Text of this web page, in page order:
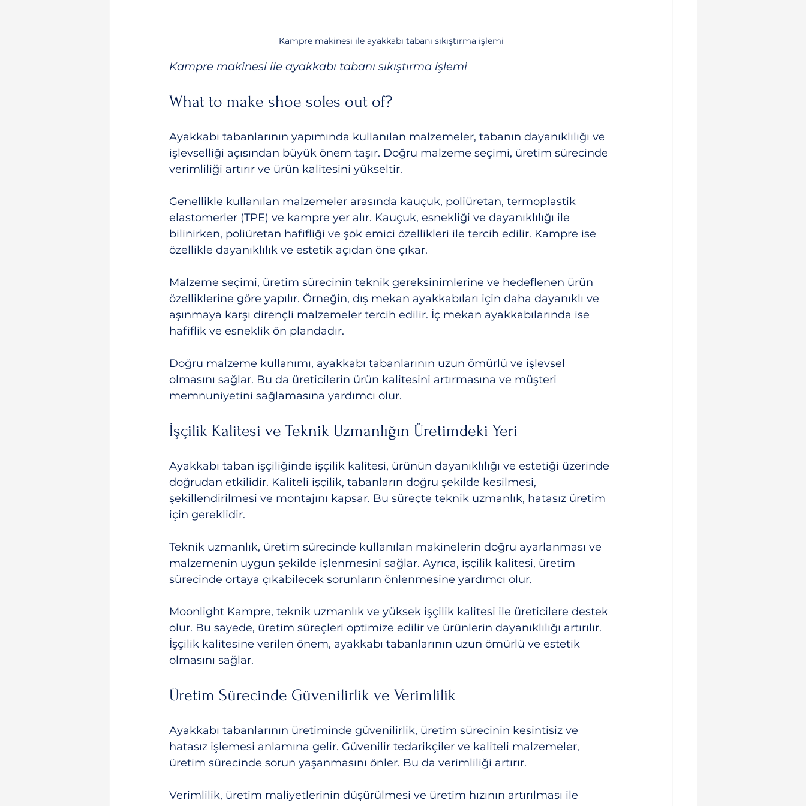
Kampre makinesi ile ayakkabı tabanı sıkıştırma işlemi
Kampre makinesi ile ayakkabı tabanı sıkıştırma işlemi
What to make shoe soles out of?
Ayakkabı tabanlarının yapımında kullanılan malzemeler, tabanın dayanıklılığı ve
işlevselliği açısından büyük önem taşır. Doğru malzeme seçimi, üretim sürecinde
verimliliği artırır ve ürün kalitesini yükseltir.
Genellikle kullanılan malzemeler arasında kauçuk, poliüretan, termoplastik
elastomerler (TPE) ve kampre yer alır. Kauçuk, esnekliği ve dayanıklılığı ile
bilinirken, poliüretan hafifliği ve şok emici özellikleri ile tercih edilir. Kampre ise
özellikle dayanıklılık ve estetik açıdan öne çıkar.
Malzeme seçimi, üretim sürecinin teknik gereksinimlerine ve hedeflenen ürün
özelliklerine göre yapılır. Örneğin, dış mekan ayakkabıları için daha dayanıklı ve
aşınmaya karşı dirençli malzemeler tercih edilir. İç mekan ayakkabılarında ise
hafiflik ve esneklik ön plandadır.
Doğru malzeme kullanımı, ayakkabı tabanlarının uzun ömürlü ve işlevsel
olmasını sağlar. Bu da üreticilerin ürün kalitesini artırmasına ve müşteri
memnuniyetini sağlamasına yardımcı olur.
İşçilik Kalitesi ve Teknik Uzmanlığın Üretimdeki Yeri
Ayakkabı taban işçiliğinde işçilik kalitesi, ürünün dayanıklılığı ve estetiği üzerinde
doğrudan etkilidir. Kaliteli işçilik, tabanların doğru şekilde kesilmesi,
şekillendirilmesi ve montajını kapsar. Bu süreçte teknik uzmanlık, hatasız üretim
için gereklidir.
Teknik uzmanlık, üretim sürecinde kullanılan makinelerin doğru ayarlanması ve
malzemenin uygun şekilde işlenmesini sağlar. Ayrıca, işçilik kalitesi, üretim
sürecinde ortaya çıkabilecek sorunların önlenmesine yardımcı olur.
Moonlight Kampre, teknik uzmanlık ve yüksek işçilik kalitesi ile üreticilere destek
olur. Bu sayede, üretim süreçleri optimize edilir ve ürünlerin dayanıklılığı artırılır.
İşçilik kalitesine verilen önem, ayakkabı tabanlarının uzun ömürlü ve estetik
olmasını sağlar.
Üretim Sürecinde Güvenilirlik ve Verimlilik
Ayakkabı tabanlarının üretiminde güvenilirlik, üretim sürecinin kesintisiz ve
hatasız işlemesi anlamına gelir. Güvenilir tedarikçiler ve kaliteli malzemeler,
üretim sürecinde sorun yaşanmasını önler. Bu da verimliliği artırır.
Verimlilik, üretim maliyetlerinin düşürülmesi ve üretim hızının artırılması ile